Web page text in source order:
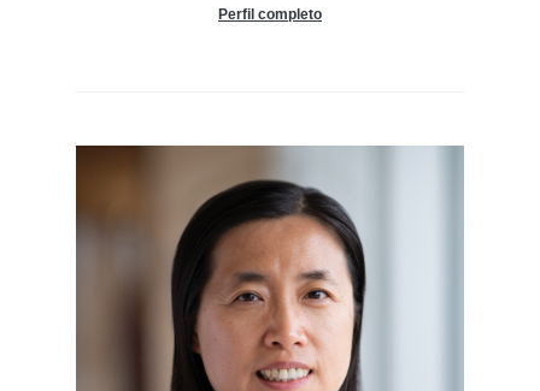
Perfil completo